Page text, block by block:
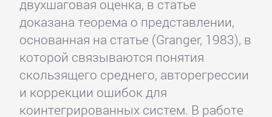
двухшаговая оценка, в статье
доказана теорема о представлении,
основанная на статье (Granger, 1983), в
которой связываются понятия
скользящего среднего, авторегрессии
и коррекции ошибок для
коинтегрированных систем. В работе